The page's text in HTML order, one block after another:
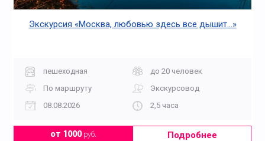
Экскурсия «Москва, любовью здесь все дышит...»
пешеходная
до 20 человек
По маршруту
Экскурсовод
08.08.2026
2,5 часа
от 1000руб. Подробнее